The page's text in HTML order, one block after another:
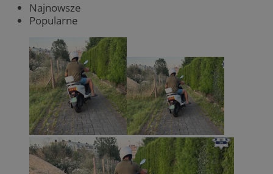
Najnowsze
Popularne